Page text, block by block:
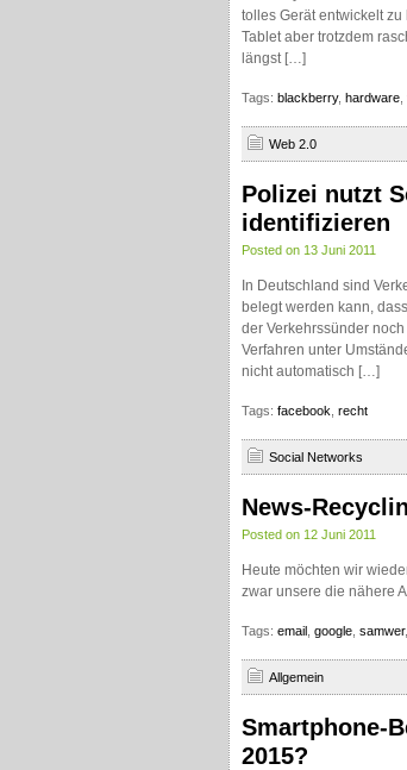
tolles Gerät entwickelt
Tablet aber trotzdem
längst […]
Tags: blackberry, hardware
Web 2.0
Polizei nutzt
identifizieren
Posted on 13 Juni 2011
In Deutschland sind
belegt werden kann,
der Verkehrssünder
Verfahren unter
nicht automatisch […]
Tags: facebook recht
Social Networks
News-
Posted on 12 Juni 2011
Heute möchten wir
zwar unsere die nähere
Tags: email google samwer,
Allgemein
Smartphone-
2015?